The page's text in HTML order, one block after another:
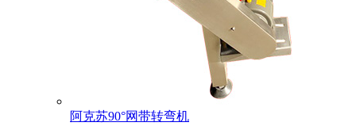
阿克苏90°网带转弯机